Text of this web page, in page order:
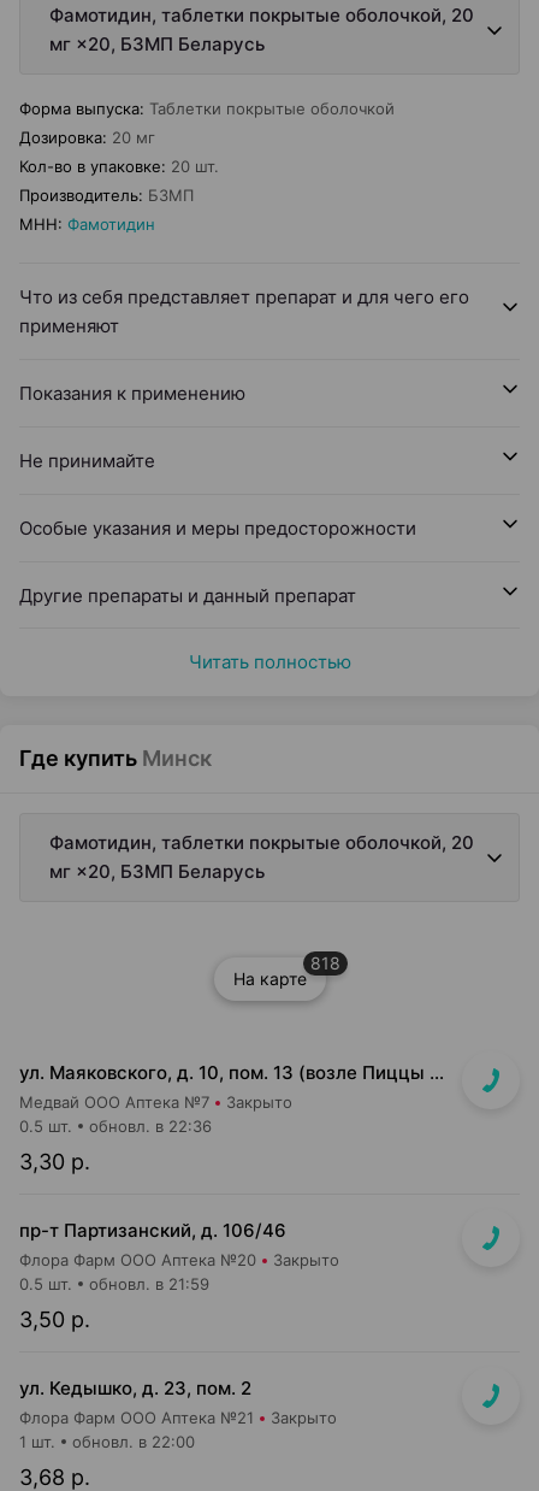
Фамотидин, таблетки покрытые оболочкой, 20
мг ×20, БЗМП Беларусь
Форма выпуска: Таблетки покрытые оболочкой
Дозировка: 20 мг
Кол-во в упаковке: 20 шт.
Производитель: БЗМП
МНН: Фамотидин
Что из себя представляет препарат и для чего его
применяют
Показания к применению
Не принимайте
Особые указания и меры предосторожности
Другие препараты и данный препарат
Читать полностью
Где купить Минск
Фамотидин, таблетки покрытые оболочкой, 20
мг ×20, БЗМП Беларусь
На карте
818
ул. Маяковского, д. 10, пом. 13 (возле Пиццы Мании)
Медвай ООО Аптека №7 Закрыто
3,30 р.
0.5 шт. обновл. в 22:36
пр-т Партизанский, д. 106/46
Флора Фарм ООО Аптека №20 Закрыто
3,50 р.
0.5 шт. обновл. в 21:59
ул. Кедышко, д. 23, пом. 2
Флора Фарм ООО Аптека №21 Закрыто
3,68 р.
1 шт. обновл. в 22:00